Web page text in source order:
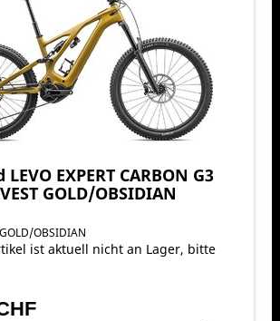
EXPERT CARBON G3
GOLD/OBSIDIAN
OBSIDIAN
ist aktuell nicht an Lager, bitte